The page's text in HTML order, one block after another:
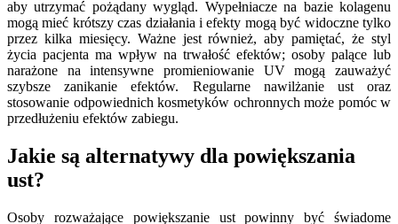
aby utrzymać pożądany wygląd. Wypełniacze na bazie kolagenu
mogą mieć krótszy czas działania i efekty mogą być widoczne tylko
przez kilka miesięcy. Ważne jest również, aby pamiętać, że styl
życia pacjenta ma wpływ na trwałość efektów; osoby palące lub
narażone na intensywne promieniowanie UV mogą zauważyć
szybsze zanikanie efektów. Regularne nawilżanie ust oraz
stosowanie odpowiednich kosmetyków ochronnych może pomóc w
przedłużeniu efektów zabiegu.
Jakie są alternatywy dla powiększania
ust?
Osoby rozważające powiększanie ust powinny być świadome